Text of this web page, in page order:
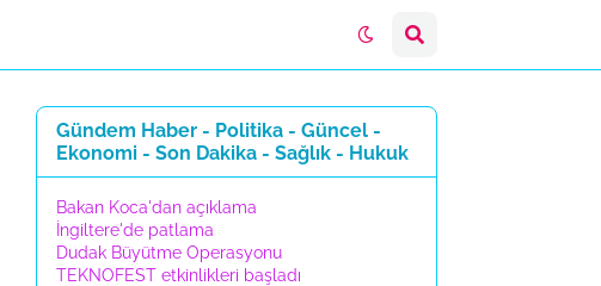
Gündem Haber - Politika - Güncel -
Ekonomi - Son Dakika - Sağlık - Hukuk
Bakan Koca'dan açıklama
İngiltere'de patlama
Dudak Büyütme Operasyonu
TEKNOFEST etkinlikleri başladı